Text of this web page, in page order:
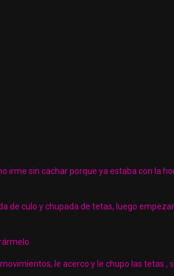
irme sin cachar porque ya estaba con la
de culo y chupada de tetas, luego
le acerco y le chupo las tetas ,